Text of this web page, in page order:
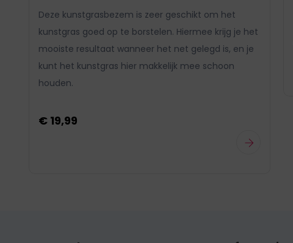
Deze kunstgrasbezem is zeer geschikt om het
kunstgras goed op te borstelen. Hiermee krijg je het
mooiste resultaat wanneer het net gelegd is, en je
kunt het kunstgras hier makkelijk mee schoon
houden.
€ 19,99